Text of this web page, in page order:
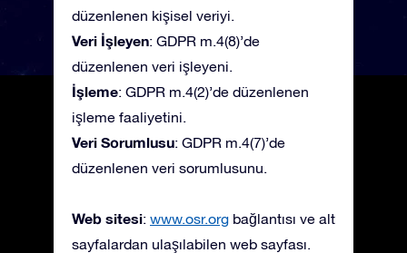
düzenlenen kişisel veriyi.
Veri İşleyen: GDPR m.4(8)’de
düzenlenen veri işleyeni.
İşleme: GDPR m.4(2)’de düzenlenen
işleme faaliyetini.
Veri Sorumlusu: GDPR m.4(7)’de
düzenlenen veri sorumlusunu.
Web sitesi: www.osr.org bağlantısı ve alt
sayfalardan ulaşılabilen web sayfası.